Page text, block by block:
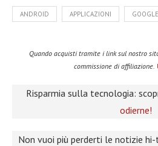
ANDROID APPLICAZIONI GOOGLE
Quando acquisti tramite i link sul nostro
commissione di affiliazione.
Risparmia sulla tecnologia:
odierne!
Non vuoi più perderti le notizie hi-